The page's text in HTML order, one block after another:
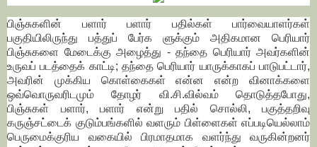
பிஞ்சுகளின் பளார் பளார் பதில்கள் பார்வையாளர்கள்
பகுதியிலிருந்து பத்துப் பேர்க ளுக்கும் அதிகமான பெரியார்
பிஞ்சுகளை மேடைக்கு அழைத்து - தந்தை பெரியார் அவர்களின்
உருவப் படத்தைக் காட்டி; தந்தை பெரியார் யாருக்காகப் பாடுபட்டார்,
அவரின் முக்கிய கொள்கைகள் என்ன என்ற வினாக்களை
ஒவ்வொருவரிடமும் தோழர் வி.சி.வில்வம் தொடுத்தபோது,
பிஞ்சுகள் பளார், பளார் என்று பதில் சொல்லி, பகுத்தறிவு
கருஞ்சட்டைக் குடும்பங்களில் வளரும் பிள்ளைகள் எப்படியெல்லாம்
பெருமைக்குரிய வகையில் பிரமாதமாக வளர்ந்து வருகின்றனர்